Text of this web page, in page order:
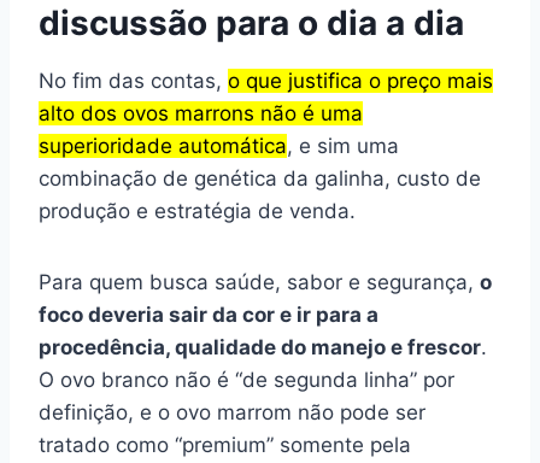
discussão para o dia a dia
No fim das contas, o que justifica o preço mais
alto dos ovos marrons não é uma
superioridade automática, e sim uma
combinação de genética da galinha, custo de
produção e estratégia de venda.
Para quem busca saúde, sabor e segurança, o
foco deveria sair da cor e ir para a
procedência, qualidade do manejo e frescor.
O ovo branco não é “de segunda linha” por
definição, e o ovo marrom não pode ser
tratado como “premium” somente pela